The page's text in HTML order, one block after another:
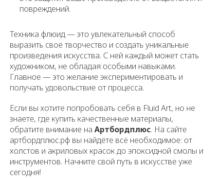
повреждений.
Техника флюид — это увлекательный способ
выразить своё творчество и создать уникальные
произведения искусства. С ней каждый может стать
художником, не обладая особыми навыками.
Главное — это желание экспериментировать и
получать удовольствие от процесса.
Если вы хотите попробовать себя в Fluid Art, но не
знаете, где купить качественные материалы,
обратите внимание на Артбордплюс. На сайте
артбордплюс.рф вы найдёте всё необходимое: от
холстов и акриловых красок до эпоксидной смолы и
инструментов. Начните свой путь в искусстве уже
сегодня!